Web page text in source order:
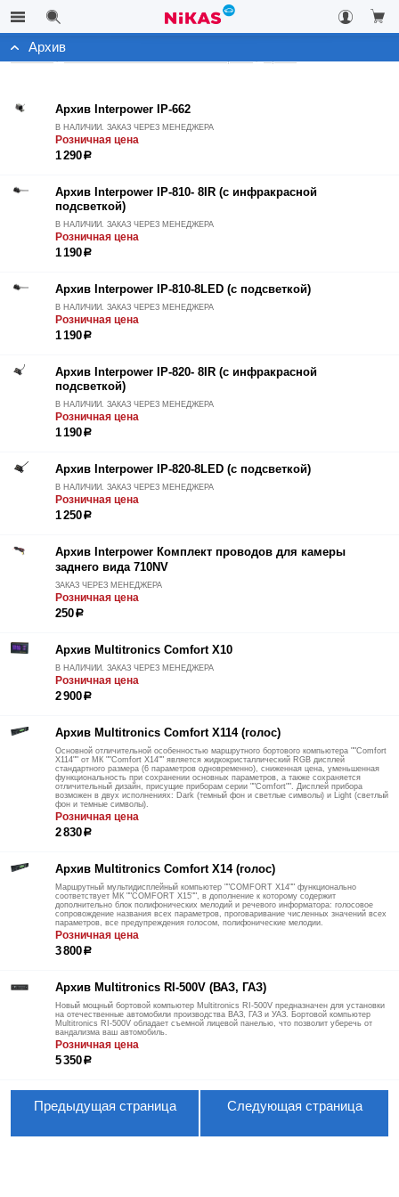
Каталог
Архив
Архив Interpower IP-662
В НАЛИЧИИ. ЗАКАЗ ЧЕРЕЗ МЕНЕДЖЕРА
Розничная цена
1 290р
Архив Interpower IP-810- 8IR (с инфракрасной
подсветкой)
В НАЛИЧИИ. ЗАКАЗ ЧЕРЕЗ МЕНЕДЖЕРА
Розничная цена
1 190р
Архив Interpower IP-810-8LED (с подсветкой)
В НАЛИЧИИ. ЗАКАЗ ЧЕРЕЗ МЕНЕДЖЕРА
Розничная цена
1 190р
Архив Interpower IP-820- 8IR (с инфракрасной
подсветкой)
В НАЛИЧИИ. ЗАКАЗ ЧЕРЕЗ МЕНЕДЖЕРА
Розничная цена
1 190р
Архив Interpower IP-820-8LED (с подсветкой)
В НАЛИЧИИ. ЗАКАЗ ЧЕРЕЗ МЕНЕДЖЕРА
Розничная цена
1 250р
Архив Interpower Комплект проводов для камеры
заднего вида 710NV
ЗАКАЗ ЧЕРЕЗ МЕНЕДЖЕРА
Розничная цена
250р
Архив Multitronics Comfort X10
В НАЛИЧИИ. ЗАКАЗ ЧЕРЕЗ МЕНЕДЖЕРА
Розничная цена
2 900р
Архив Multitronics Comfort X114 (голос)
Основной отличительной особенностью маршрутного бортового компьютера ""Comfort
X114"" от МК ""Comfort X14"" является жидкокристаллический RGB дисплей
стандартного размера (6 параметров одновременно), сниженная цена, уменьшенная
функциональность при сохранении основных параметров, а также сохраняется
отличительный дизайн, присущие приборам серии ""Comfort"". Дисплей прибора
возможен в двух исполнениях: Dark (темный фон и светлые символы) и Light (светлый
фон и темные символы).
Розничная цена
2 830р
Архив Multitronics Comfort X14 (голос)
Маршрутный мультидисплейный компьютер ""COMFORT Х14"" функционально
соответствует МК ""COMFORT Х15"", в дополнение к которому содержит
дополнительно блок полифонических мелодий и речевого информатора: голосовое
сопровождение названия всех параметров, проговаривание численных значений всех
параметров, все предупреждения голосом, полифонические мелодии.
Розничная цена
3 800р
Архив Multitronics RI-500V (ВАЗ, ГАЗ)
Новый мощный бортовой компьютер Multitronics RI-500V предназначен для установки
на отечественные автомобили производства ВАЗ, ГАЗ и УАЗ. Бортовой компьютер
Multitronics RI-500V обладает съемной лицевой панелью, что позволит уберечь от
вандализма ваш автомобиль.
Розничная цена
5 350р
Предыдущая страница Следующая страница